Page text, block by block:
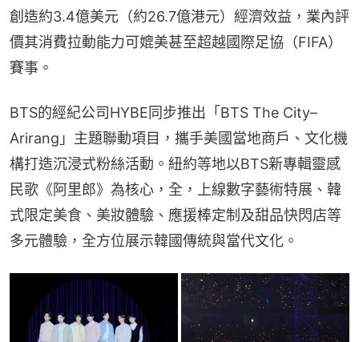
創造約3.4億美元（約26.7億港元）經濟效益，業內評
價其消費拉動能力可媲美甚至超越國際足協（FIFA）
賽事。
BTS的經紀公司HYBE同步推出「BTS The City–
Arirang」主題聯動項目，攜手美國當地商戶、文化機
構打造沉浸式粉絲活動。紐約等地以BTS新專輯靈感
民歌《阿里郎》為核心，全，上線數字藝術特展、韓
式限定美食、美妝體驗、應援棒定制及甜品快閃店等
多元體驗，全方位展示韓國傳統與當代文化。